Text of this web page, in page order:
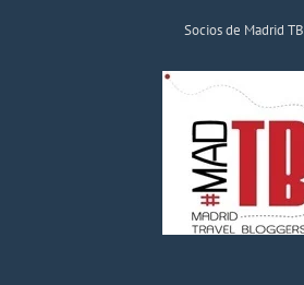
Socios de Madrid TB